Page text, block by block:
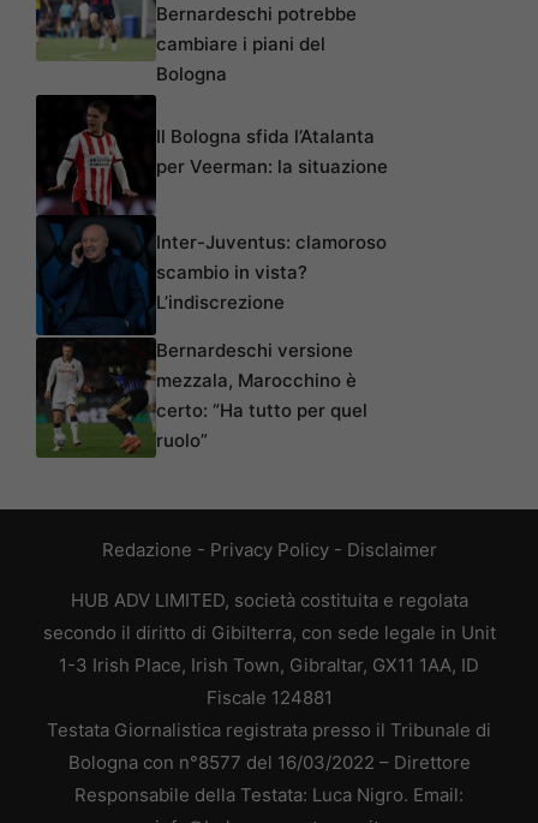
Bernardeschi potrebbe
cambiare i piani del
Bologna
Il Bologna sfida l’Atalanta
per Veerman: la situazione
Inter-Juventus: clamoroso
scambio in vista?
L’indiscrezione
Bernardeschi versione
mezzala, Marocchino è
certo: “Ha tutto per quel
ruolo”
Redazione - Privacy Policy- Disclaimer
HUB ADV LIMITED, società costituita e regolata
secondo il diritto di Gibilterra, con sede legale in Unit
1-3 Irish Place, Irish Town, Gibraltar, GX11 1AA, ID
Fiscale 124881
Testata Giornalistica registrata presso il Tribunale di
Bologna con n°8577 del 16/03/2022 – Direttore
Responsabile della Testata: Luca Nigro. Email: